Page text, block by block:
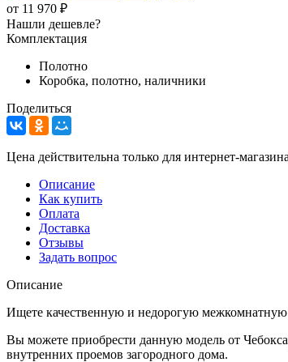
от 11 970 ₽
Нашли дешевле?
Комплектация
Полотно
Коробка, полотно, наличники
Поделиться
Цена действительна только для интернет-
Описание
Как купить
Оплата
Доставка
Отзывы
Задать вопрос
Описание
Ищете качественную и недорогую межкомнатную
Вы можете приобрести данную модель от
внутренних проемов загородного дома.